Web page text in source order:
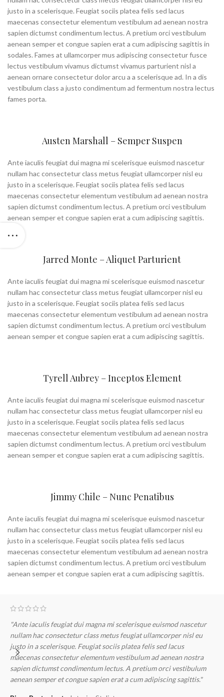
justo in a scelerisque. Feugiat sociis platea felis sed lacus
maecenas consectetur elementum vestibulum ad aenean nostra
sapien dictumst condimentum lectus. A pretium orci vestibulum
aenean semper et congue sapien erat a cum adipiscing sagittis in
sodales. Fames at ullamcorper mus adipiscing consectetur fusce
lectus vestibulum vivamus dictumst vivamus parturient nisl a
aenean ornare consectetur dolor arcu a a scelerisque ad. In a dis
vestibulum class a justo condimentum ad fermentum nostra lectus
fames porta.
Austen Marshall – Semper Suspen
Ante iaculis feugiat dui magna mi scelerisque euismod nascetur
nullam hac consectetur class metus feugiat ullamcorper nisl eu
justo in a scelerisque. Feugiat sociis platea felis sed lacus
maecenas consectetur elementum vestibulum ad aenean nostra
sapien dictumst condimentum lectus. A pretium orci vestibulum
aenean semper et congue sapien erat a cum adipiscing sagittis.
Jarred Monte – Aliquet Parturient
Ante iaculis feugiat dui magna mi scelerisque euismod nascetur
nullam hac consectetur class metus feugiat ullamcorper nisl eu
justo in a scelerisque. Feugiat sociis platea felis sed lacus
maecenas consectetur elementum vestibulum ad aenean nostra
sapien dictumst condimentum lectus. A pretium orci vestibulum
aenean semper et congue sapien erat a cum adipiscing sagittis.
Tyrell Aubrey – Inceptos Element
Ante iaculis feugiat dui magna mi scelerisque euismod nascetur
nullam hac consectetur class metus feugiat ullamcorper nisl eu
justo in a scelerisque. Feugiat sociis platea felis sed lacus
maecenas consectetur elementum vestibulum ad aenean nostra
sapien dictumst condimentum lectus. A pretium orci vestibulum
aenean semper et congue sapien erat a cum adipiscing sagittis.
Jimmy Chile – Nunc Penatibus
Ante iaculis feugiat dui magna mi scelerisque euismod nascetur
nullam hac consectetur class metus feugiat ullamcorper nisl eu
justo in a scelerisque. Feugiat sociis platea felis sed lacus
maecenas consectetur elementum vestibulum ad aenean nostra
sapien dictumst condimentum lectus. A pretium orci vestibulum
aenean semper et congue sapien erat a cum adipiscing sagittis.
"Ante iaculis feugiat dui magna mi scelerisque euismod nascetur
nullam hac consectetur class metus feugiat ullamcorper nisl eu
justo in a scelerisque. Feugiat sociis platea felis sed lacus
maecenas consectetur elementum vestibulum ad aenean nostra
sapien dictumst condimentum lectus. A pretium orci vestibulum
aenean semper et congue sapien erat a cum adipiscing sagittis."